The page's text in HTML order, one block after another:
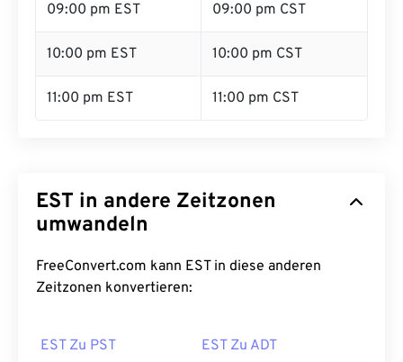
09:00 pm EST 09:00 pm CST
10:00 pm EST 10:00 pm CST
11:00 pm EST 11:00 pm CST
EST in andere Zeitzonen
umwandeln
FreeConvert.com kann EST in diese anderen
Zeitzonen konvertieren:
EST Zu PST EST Zu ADT